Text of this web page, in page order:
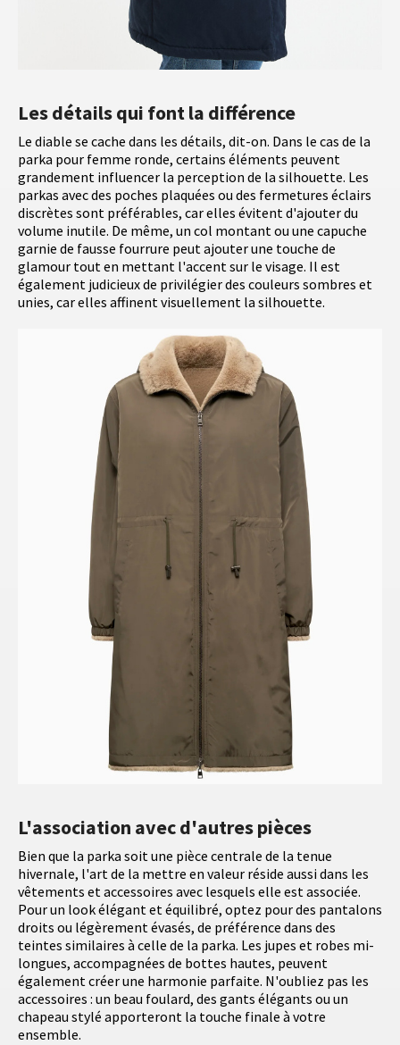
Les détails qui font la différence
Le diable se cache dans les détails, dit-on. Dans le cas de la
parka pour femme ronde, certains éléments peuvent
grandement influencer la perception de la silhouette. Les
parkas avec des poches plaquées ou des fermetures éclairs
discrètes sont préférables, car elles évitent d'ajouter du
volume inutile. De même, un col montant ou une capuche
garnie de fausse fourrure peut ajouter une touche de
glamour tout en mettant l'accent sur le visage. Il est
également judicieux de privilégier des couleurs sombres et
unies, car elles affinent visuellement la silhouette.
L'association avec d'autres pièces
Bien que la parka soit une pièce centrale de la tenue
hivernale, l'art de la mettre en valeur réside aussi dans les
vêtements et accessoires avec lesquels elle est associée.
Pour un look élégant et équilibré, optez pour des pantalons
droits ou légèrement évasés, de préférence dans des
teintes similaires à celle de la parka. Les jupes et robes mi-
longues, accompagnées de bottes hautes, peuvent
également créer une harmonie parfaite. N'oubliez pas les
accessoires : un beau foulard, des gants élégants ou un
chapeau stylé apporteront la touche finale à votre
ensemble.